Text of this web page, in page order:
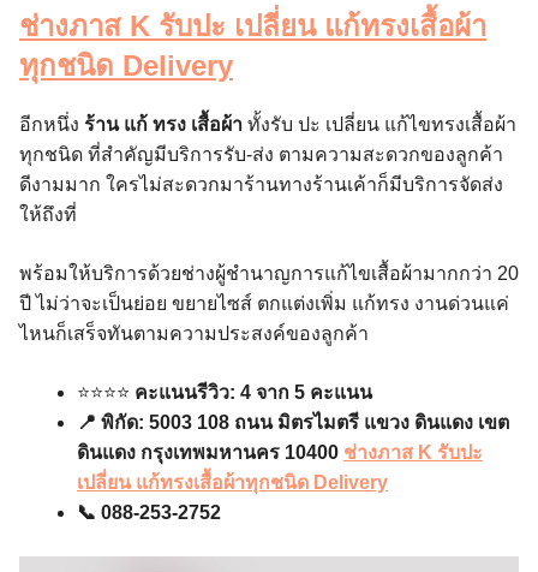
ช่างภาส K รับปะ เปลี่ยน แก้ทรงเสื้อผ้า
ทุกชนิด Delivery
อีกหนึ่ง ร้าน แก้ ทรง เสื้อผ้า ทั้งรับ ปะ เปลี่ยน แก้ไขทรงเสื้อผ้า
ทุกชนิด ที่สำคัญมีบริการรับ-ส่ง ตามความสะดวกของลูกค้า
ดีงามมาก ใครไม่สะดวกมาร้านทางร้านเค้าก็มีบริการจัดส่ง
ให้ถึงที่
พร้อมให้บริการด้วยช่างผู้ชำนาญการแก้ไขเสื้อผ้ามากกว่า 20
ปี ไม่ว่าจะเป็นย่อย ขยายไซส์ ตกแต่งเพิ่ม แก้ทรง งานด่วนแค่
ไหนก็เสร็จทันตามความประสงค์ของลูกค้า
⭐️⭐️⭐️⭐️ คะแนนรีวิว: 4 จาก 5 คะแนน
📍 พิกัด: 5003 108 ถนน มิตรไมตรี แขวง ดินแดง เขต
ดินแดง กรุงเทพมหานคร 10400 ช่างภาส K รับปะ
เปลี่ยน แก้ทรงเสื้อผ้าทุกชนิด Delivery
📞 088-253-2752